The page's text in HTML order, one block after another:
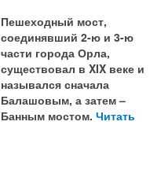
Пешеходный мост,
соединявший 2-ю и 3-ю
части города Орла,
существовал в XIX веке и
назывался сначала
Балашовым, а затем –
Банным мостом. Читать